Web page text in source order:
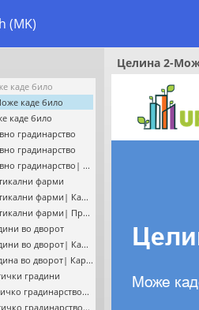
(MK)